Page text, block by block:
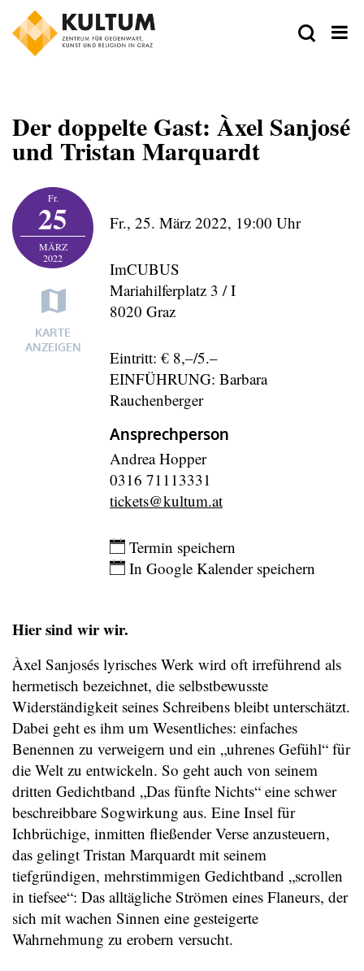
Der doppelte Gast: Àxel Sanjosé
und Tristan Marquardt
Fr.
25
MÄRZ
2022
KARTE
ANZEIGEN
Fr., 25. März 2022, 19:00 Uhr
ImCUBUS
Mariahilferplatz 3 / I
8020 Graz
Eintritt: € 8,–/5.–
EINFÜHRUNG: Barbara
Rauchenberger
Ansprechperson
Andrea Hopper
0316 71113331
tickets@kultum.at
Termin speichern
In Google Kalender speichern
Hier sind wir wir.
Àxel Sanjosés lyrisches Werk wird oft irreführend als
hermetisch bezeichnet, die selbstbewusste
Widerständigkeit seines Schreibens bleibt unterschätzt.
Dabei geht es ihm um Wesentliches: einfaches
Benennen zu verweigern und ein „uhrenes Gefühl“ für
die Welt zu entwickeln. So geht auch von seinem
dritten Gedichtband „Das fünfte Nichts“ eine schwer
beschreibbare Sogwirkung aus. Eine Insel für
Ichbrüchige, inmitten fließender Verse anzusteuern,
das gelingt Tristan Marquardt mit seinem
tiefgründigen, mehrstimmigen Gedichtband „scrollen
in tiefsee“: Das alltägliche Strömen eines Flaneurs, der
sich mit wachen Sinnen eine gesteigerte
Wahrnehmung zu erobern versucht.